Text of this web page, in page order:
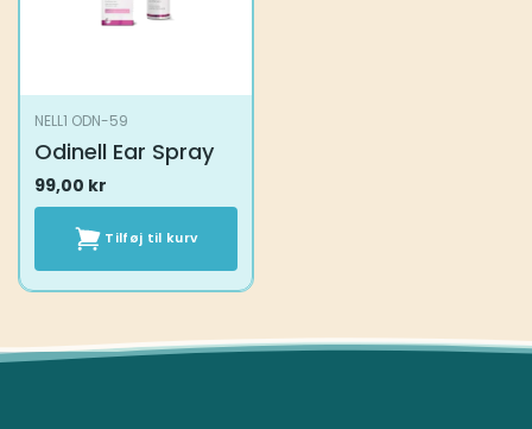
NELL1 ODN-59
Odinell Ear Spray
99,00 kr
Tilføj til kurv